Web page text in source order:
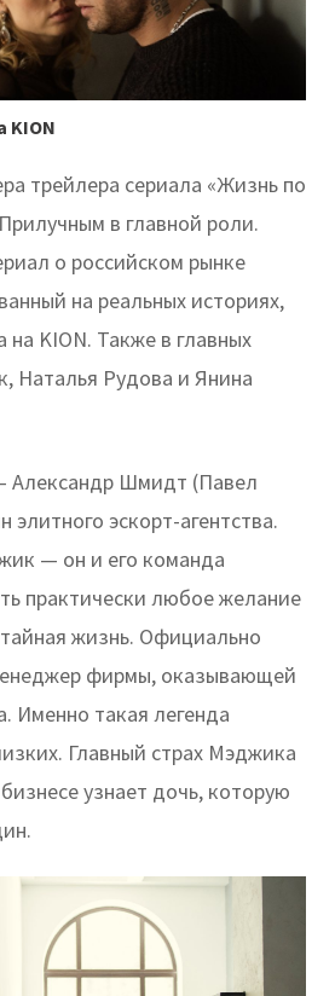
KION
трейлера сериала «Жизнь по
в главной роли.
о российском рынке
на реальных историях,
на KION. Также в главных
Наталья Рудова и Янина
Александр Шмидт (Павел
элитного эскорт-агентства.
— он и его команда
практически любое желание
жизнь. Официально
фирмы, оказывающей
Именно такая легенда
Главный страх Мэджика
узнает дочь, которую